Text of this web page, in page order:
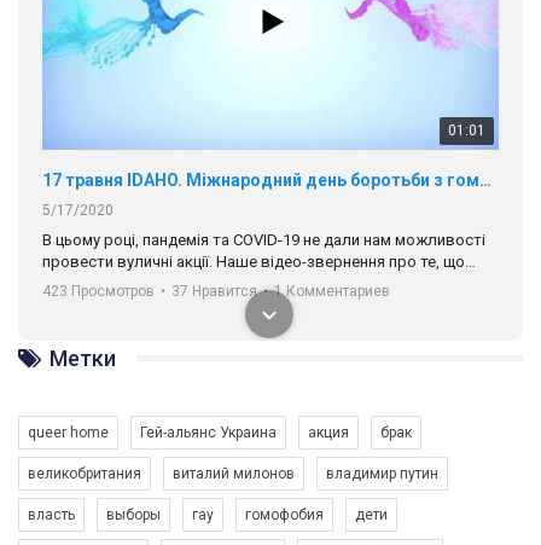
01:01
17 травня IDAHO. Міжнародний день боротьби з гомофобією трансфобією і біфобія.
5/17/2020
В цьому році, пандемія та COVІD-19 не дали нам можливості
провести вуличні акції. Наше відео-звернення про те, що
навіть коли ми у різних містах та не можемо зустрінеться, ми
разом. Ми закликаємо всіх хто поділяє цінності рівності та
солідарності, приєднатися до нас. Регіональні підрозділи
ГАУ є в 16 областях України.
Разом наш голос лунає гучніше!
423 Просмотров • 37 Нравится • 1 Комментариев
Метки
queer home Гей-альянс Украина акция брак
великобритания виталий милонов владимир путин
власть выборы гау гомофобия дети